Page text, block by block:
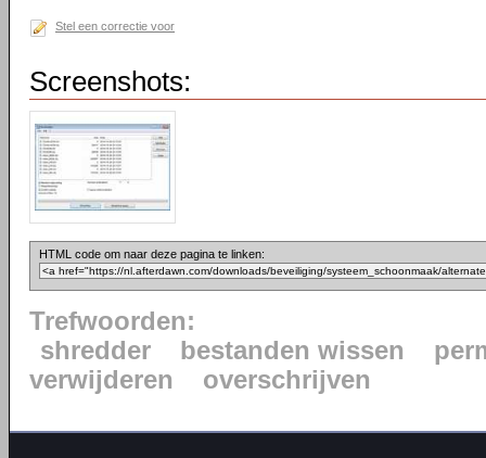
Stel een correctie voor
Screenshots:
HTML code om naar deze pagina te linken:
Trefwoorden:
shredder
bestanden wissen
verwijderen
overschrijven